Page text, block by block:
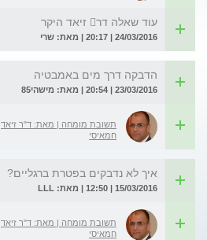
עוד שאלה דר זיאד היקר
24/03/2016 | 20:17 | מאת: שרי
הדבקה דרך מים באמבטיה
23/03/2016 | 20:54 | מאת: מישהי85
תשובת מומחה | מאת: ד"ר זיאד
חמאיסי
איך לא נדבקים בפטרת ברגליים?
15/03/2016 | 12:50 | מאת: LLL
תשובת מומחה | מאת: ד"ר זיאד
חמאיסי